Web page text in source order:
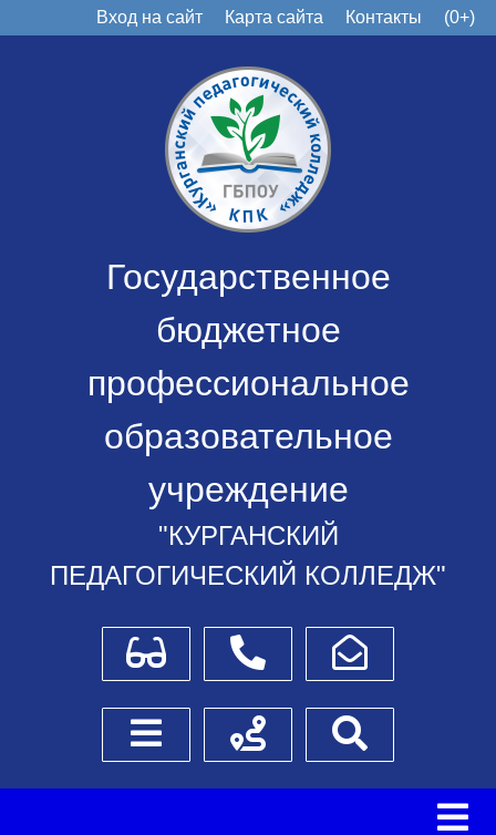
Вход на сайт Карта сайта Контакты (0+)
Государственное
бюджетное
профессиональное
образовательное
учреждение
"КУРГАНСКИЙ
ПЕДАГОГИЧЕСКИЙ КОЛЛЕДЖ"
Для слабовидящихТелефоныНаписать обращение
Боковое менюСхема проезда